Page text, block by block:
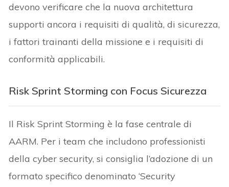
devono verificare che la nuova architettura
supporti ancora i requisiti di qualità, di sicurezza,
i fattori trainanti della missione e i requisiti di
conformità applicabili.
Risk Sprint Storming con Focus Sicurezza
Il Risk Sprint Storming è la fase centrale di
AARM. Per i team che includono professionisti
della cyber security, si consiglia l’adozione di un
formato specifico denominato ‘Security